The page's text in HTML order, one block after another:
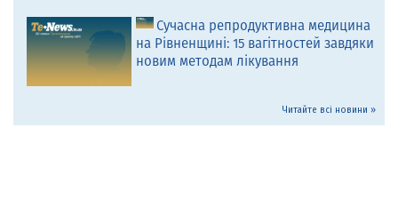
Сучасна репродуктивна медицина
на Рівненщині: 15 вагітностей завдяки
новим методам лікування
Читайте всі новини »